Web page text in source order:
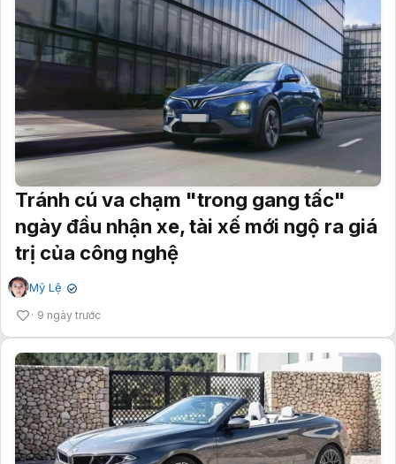
Tránh cú va chạm "trong gang tấc"
ngày đầu nhận xe, tài xế mới ngộ ra giá
trị của công nghệ
Mỹ Lệ ✔
9 ngày trước